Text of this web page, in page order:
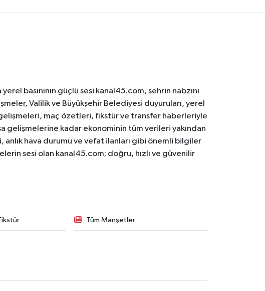
basınının güçlü sesi kanal45.com, şehrin nabzını
Valilik ve Büyükşehir Belediyesi duyuruları, yerel
gelişmeleri, maç özetleri, fikstür ve transfer haberleriyle
gelişmelerine kadar ekonominin tüm verileri yakından
anlık hava durumu ve vefat ilanları gibi önemli bilgiler
sesi olan kanal45.com; doğru, hızlı ve güvenilir
Tüm Manşetler